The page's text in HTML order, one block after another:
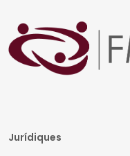
Jurídiques